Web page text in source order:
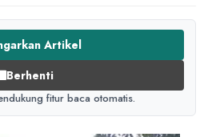
Artikel
Berhenti
fitur baca otomatis.